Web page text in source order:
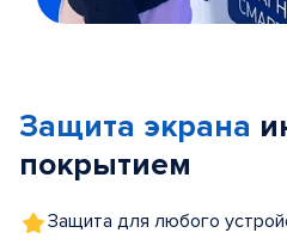
5
Защита экрана
покрытием
Защита для любого